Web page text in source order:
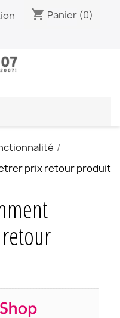
shopping_cart Panier (0)
prix retour produit